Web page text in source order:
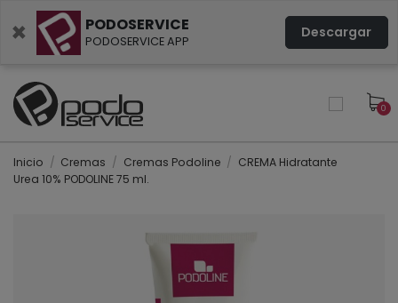
× PODOSERVICE
PODOSERVICE APP Descargar
0
Inicio Cremas Cremas Podoline
CREMA Hidratante
Urea 10% PODOLINE 75 ml.